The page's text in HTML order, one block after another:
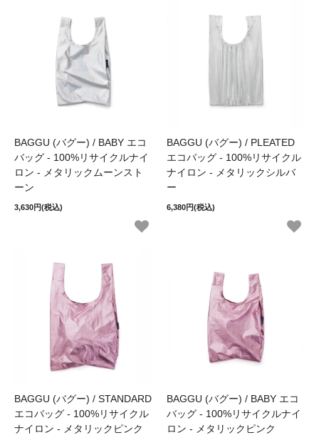
BAGGU (バグー) / BABY エコ
バッグ - 100%リサイクルナイ
ロン - メタリックムーンスト
ーン
3,630円(税込)
BAGGU (バグー) / PLEATED
エコバッグ - 100%リサイクル
ナイロン - メタリックシルバ
ー
6,380円(税込)
BAGGU (バグー) / STANDARD
エコバッグ - 100%リサイクル
ナイロン - メタリックピンク
BAGGU (バグー) / BABY エコ
バッグ - 100%リサイクルナイ
ロン - メタリックピンク